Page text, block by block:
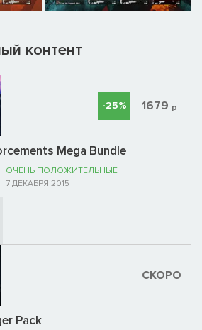
контент
Mega Bundle
ОЧЕНЬ ПОЛОЖИТЕЛЬНЫЕ
7 ДЕКАБРЯ 2015
-25% 1679 р
Pack
СКОРО